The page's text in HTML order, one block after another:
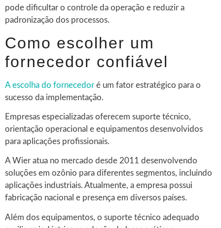
pode dificultar o controle da operação e reduzir a
padronização dos processos.
Como escolher um
fornecedor confiável
A escolha do fornecedor é um fator estratégico para o
sucesso da implementação.
Empresas especializadas oferecem suporte técnico,
orientação operacional e equipamentos desenvolvidos
para aplicações profissionais.
A Wier atua no mercado desde 2011 desenvolvendo
soluções em ozônio para diferentes segmentos, incluindo
aplicações industriais. Atualmente, a empresa possui
fabricação nacional e presença em diversos países.
Além dos equipamentos, o suporte técnico adequado